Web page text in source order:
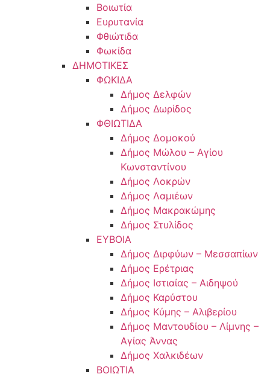
Βοιωτία
Ευρυτανία
Φθιώτιδα
Φωκίδα
ΔΗΜΟΤΙΚΕΣ
ΦΩΚΙΔΑ
Δήμος Δελφών
Δήμος Δωρίδος
ΦΘΙΩΤΙΔΑ
Δήμος Δομοκού
Δήμος Μώλου – Αγίου
Κωνσταντίνου
Δήμος Λοκρών
Δήμος Λαμιέων
Δήμος Μακρακώμης
Δήμος Στυλίδος
ΕΥΒΟΙΑ
Δήμος Διρφύων – Μεσσαπίων
Δήμος Ερέτριας
Δήμος Ιστιαίας – Αιδηψού
Δήμος Καρύστου
Δήμος Κύμης – Αλιβερίου
Δήμος Μαντουδίου – Λίμνης –
Αγίας Άννας
Δήμος Χαλκιδέων
ΒΟΙΩΤΙΑ